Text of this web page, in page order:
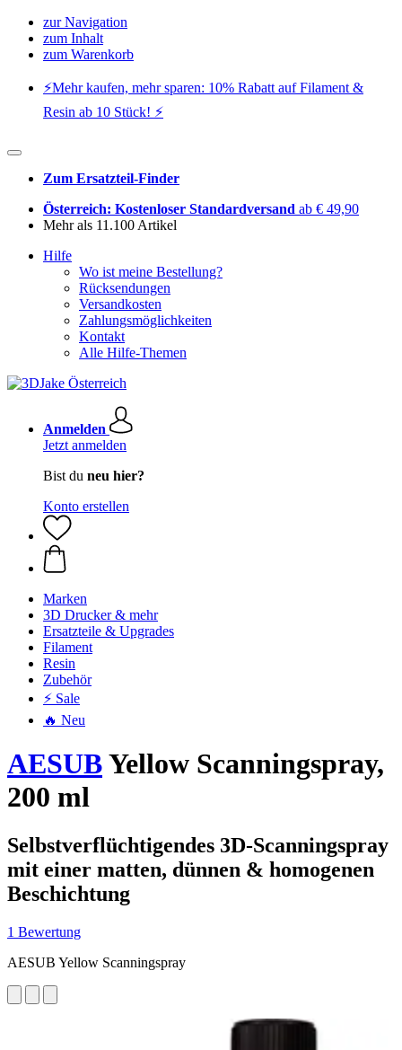
zur Navigation
zum Inhalt
zum Warenkorb
⚡️Mehr kaufen, mehr sparen: 10% Rabatt auf Filament &
Resin ab 10 Stück! ⚡️
Zum Ersatzteil-Finder
Österreich: Kostenloser Standardversand ab € 49,90
Mehr als 11.100 Artikel
Hilfe
Wo ist meine Bestellung?
Rücksendungen
Versandkosten
Zahlungsmöglichkeiten
Kontakt
Alle Hilfe-Themen
Anmelden
Jetzt anmelden
Bist du neu hier?
Konto erstellen
Marken
3D Drucker & mehr
Ersatzteile & Upgrades
Filament
Resin
Zubehör
⚡ Sale
🔥 Neu
AESUBYellow Scanningspray,
200 ml
Selbstverflüchtigendes 3D-Scanningspray
mit einer matten, dünnen & homogenen
Beschichtung
1 Bewertung
AESUB Yellow Scanningspray